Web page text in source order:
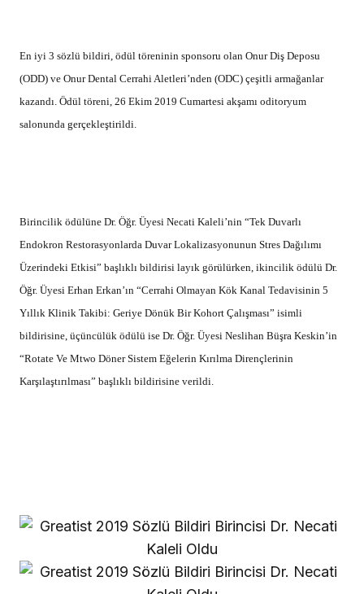
En iyi 3 sözlü bildiri, ödül töreninin sponsoru olan Onur Diş Deposu
(ODD) ve Onur Dental Cerrahi Aletleri’nden (ODC) çeşitli armağanlar
kazandı. Ödül töreni, 26 Ekim 2019 Cumartesi akşamı oditoryum
salonunda gerçekleştirildi.
Birincilik ödülüne Dr. Öğr. Üyesi Necati Kaleli’nin “Tek Duvarlı
Endokron Restorasyonlarda Duvar Lokalizasyonunun Stres Dağılımı
Üzerindeki Etkisi” başlıklı bildirisi layık görülürken, ikincilik ödülü Dr.
Öğr. Üyesi Erhan Erkan’ın “Cerrahi Olmayan Kök Kanal Tedavisinin 5
Yıllık Klinik Takibi: Geriye Dönük Bir Kohort Çalışması” isimli
bildirisine, üçüncülük ödülü ise Dr. Öğr. Üyesi Neslihan Büşra Keskin’in
“Rotate Ve Mtwo Döner Sistem Eğelerin Kırılma Dirençlerinin
Karşılaştırılması” başlıklı bildirisine verildi.